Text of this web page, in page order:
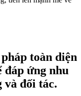
toàn diện
đáp ứng nhu
và đối tác.